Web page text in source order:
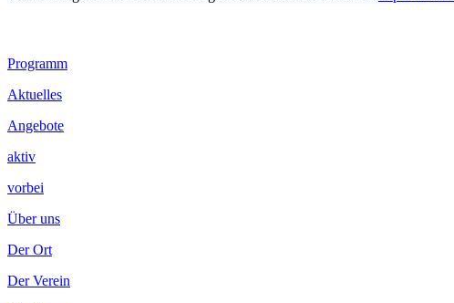
Footer
Inhalt
Programm
Aktuelles
Angebote
aktiv
vorbei
Über uns
Der Ort
Der Verein